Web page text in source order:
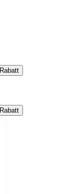
Rabatt
Rabatt